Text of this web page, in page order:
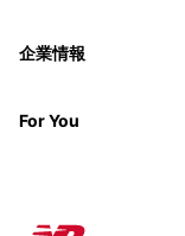
企業情報
For You